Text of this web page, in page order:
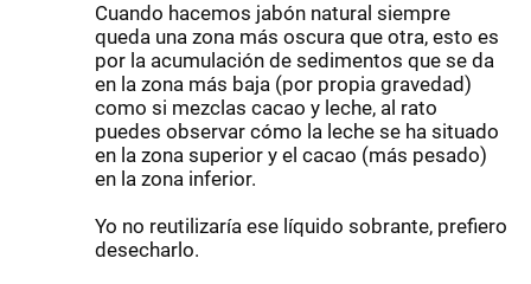
Cuando hacemos jabón natural siempre
queda una zona más oscura que otra, esto es
por la acumulación de sedimentos que se da
en la zona más baja (por propia gravedad)
como si mezclas cacao y leche, al rato
puedes observar cómo la leche se ha situado
en la zona superior y el cacao (más pesado)
en la zona inferior.
Yo no reutilizaría ese líquido sobrante, prefiero
desecharlo.